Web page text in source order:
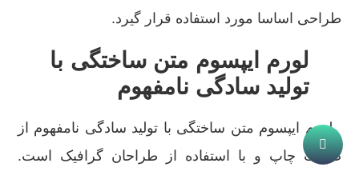
طراحی اساسا مورد استفاده قرار گیرد.
لورم ایپسوم متن ساختگی با
تولید سادگی نامفهوم
لورم ایپسوم متن ساختگی با تولید سادگی نامفهوم از
صنعت چاپ و با استفاده از طراحان گرافیک است.